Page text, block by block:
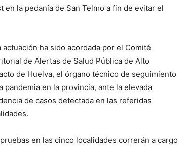
la pedanía de San Telmo a fin de evitar el
actuación ha sido acordada por el Comité
de Alertas de Salud Pública de Alto
de Huelva, el órgano técnico de seguimiento
pandemia en la provincia, ante la elevada
de casos detectada en las referidas
en las cinco localidades correrán a cargo